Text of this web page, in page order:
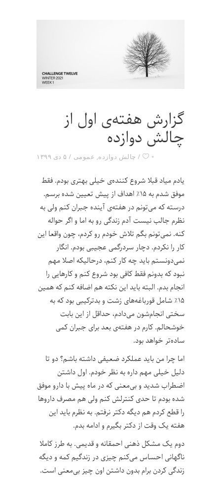
گزارش هفته‌ی اول از
چالش دوازده
۵ دی ۱۳۹۹ چالش دوازده, عمومی ۰
یادم میاد قبلا شروع کننده‌ی خیلی بهتری بودم. فقط
موفق شدم به ۱۵٪ اهداف از پیش تعیین شده برسم.
درسته که می‌تونم در هفته‌ی آینده جبران کنم ولی به
نظرم جالب نیست آدم زندگی رو به اما و اگر حواله
کنه. نمی‌تونم بگم تلاش خودم رو کردم، چون واقعا این
کار را نکردم. دچار سردرگمی عجیبی بودم. انگار
نمی‌دونستم باید چه کار کنم، درحالیکه اصلا مهم
نبود که بدونم فقط کافی بود شروع کنم و کارهایی را
انجام بدم. البته باید این نکته هم اضافه کنم که همین
۱۵٪ شامل قورباغه‌های زشت و بدترکیبی بود که به
سختی انجام‌شون می‌دادم، حداقل از این بابت
خوشحالم. کارم در هفته‌ی بعد برای جبران کمی
ساده‌تر خواهد بود.
اما چرا من باید عملکرد ضعیفی داشته باشم؟ دو تا
دلیل خیلی مهم داره به نظر خودم. اول داشتن
اضطراب شدید و بی‌معنی که در ماه پیش با دارو موفق
شده‌ بودم تا حدی کنترلش کنم ولی هم مصرف دارو‌ها
را قطع کردم هم دیگه دکتر نرفتم. به نظرم باید این
هفته یک وقت از دکتر بگیرم و ادامه بدم.
دوم یک مشکل ذهنی احمقانه و قدیمی. به طرز کاملا
ناگهانی احساس می‌کنم چیزی در زندگیم کمه و دیگه
زندگی کردن برام بدون داشتن اون چیز بی‌معنی است.